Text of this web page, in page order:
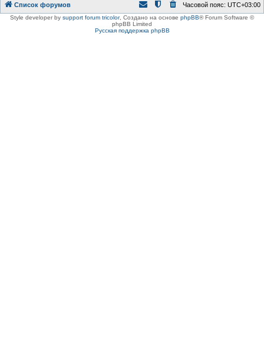
Список форумов Часовой пояс: UTC+03:00
Style developer by support forum tricolor, Создано на основе phpBB® Forum Software ©
phpBB Limited
Русская поддержка phpBB